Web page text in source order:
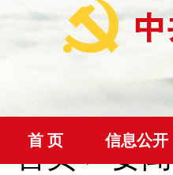
首 页 信息公开
首页>要闻